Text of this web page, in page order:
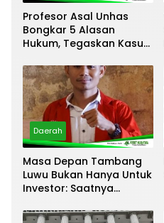
Profesor Asal Unhas
Bongkar 5 Alasan
Hukum, Tegaskan Kasus
Kriminalisasi
Daerah
Masa Depan Tambang
Luwu Bukan Hanya Untuk
Investor: Saatnya
WPR Dan IPR